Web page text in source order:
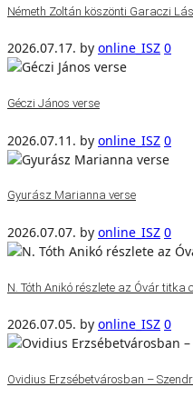
Németh Zoltán köszönti Garaczi
2026.07.17. by online_ISZ 0
Géczi János verse
2026.07.11. by online_ISZ 0
Gyurász Marianna verse
2026.07.07. by online_ISZ 0
N. Tóth Anikó részlete az Óvár titka
2026.07.05. by online_ISZ 0
Ovidius Erzsébetvárosban –